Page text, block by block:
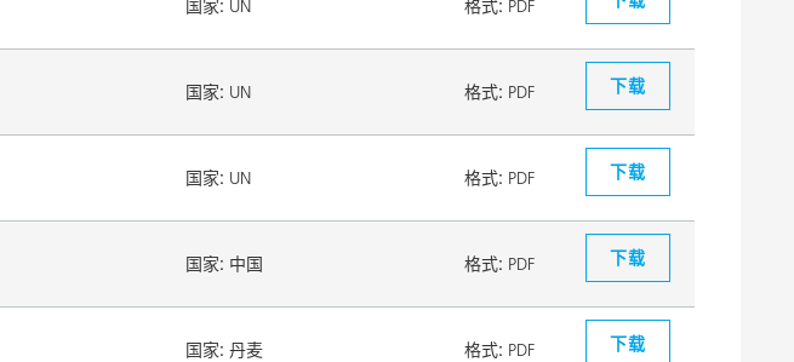
国家: UN 格式: PDF
国家: UN 格式: PDF 下载
国家: UN 格式: PDF 下载
国家: 中国 格式: PDF 下载
国家: 丹麦 格式: PDF 下载